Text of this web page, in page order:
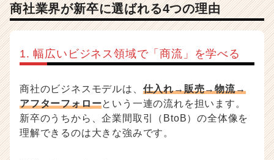
く
就
活
イ
ア
キ
ャ
リ
商社業界が新卒に選ばれる4つの理由
1. 幅広いビジネス領域で「商流」を学べる
商社のビジネスモデルは、 仕入れ→販売→物流→
アフターフォローという一連の流れを担います。
新卒のうちから、企業間取引（BtoB）の全体像を
理解できるのは大きな強みです。